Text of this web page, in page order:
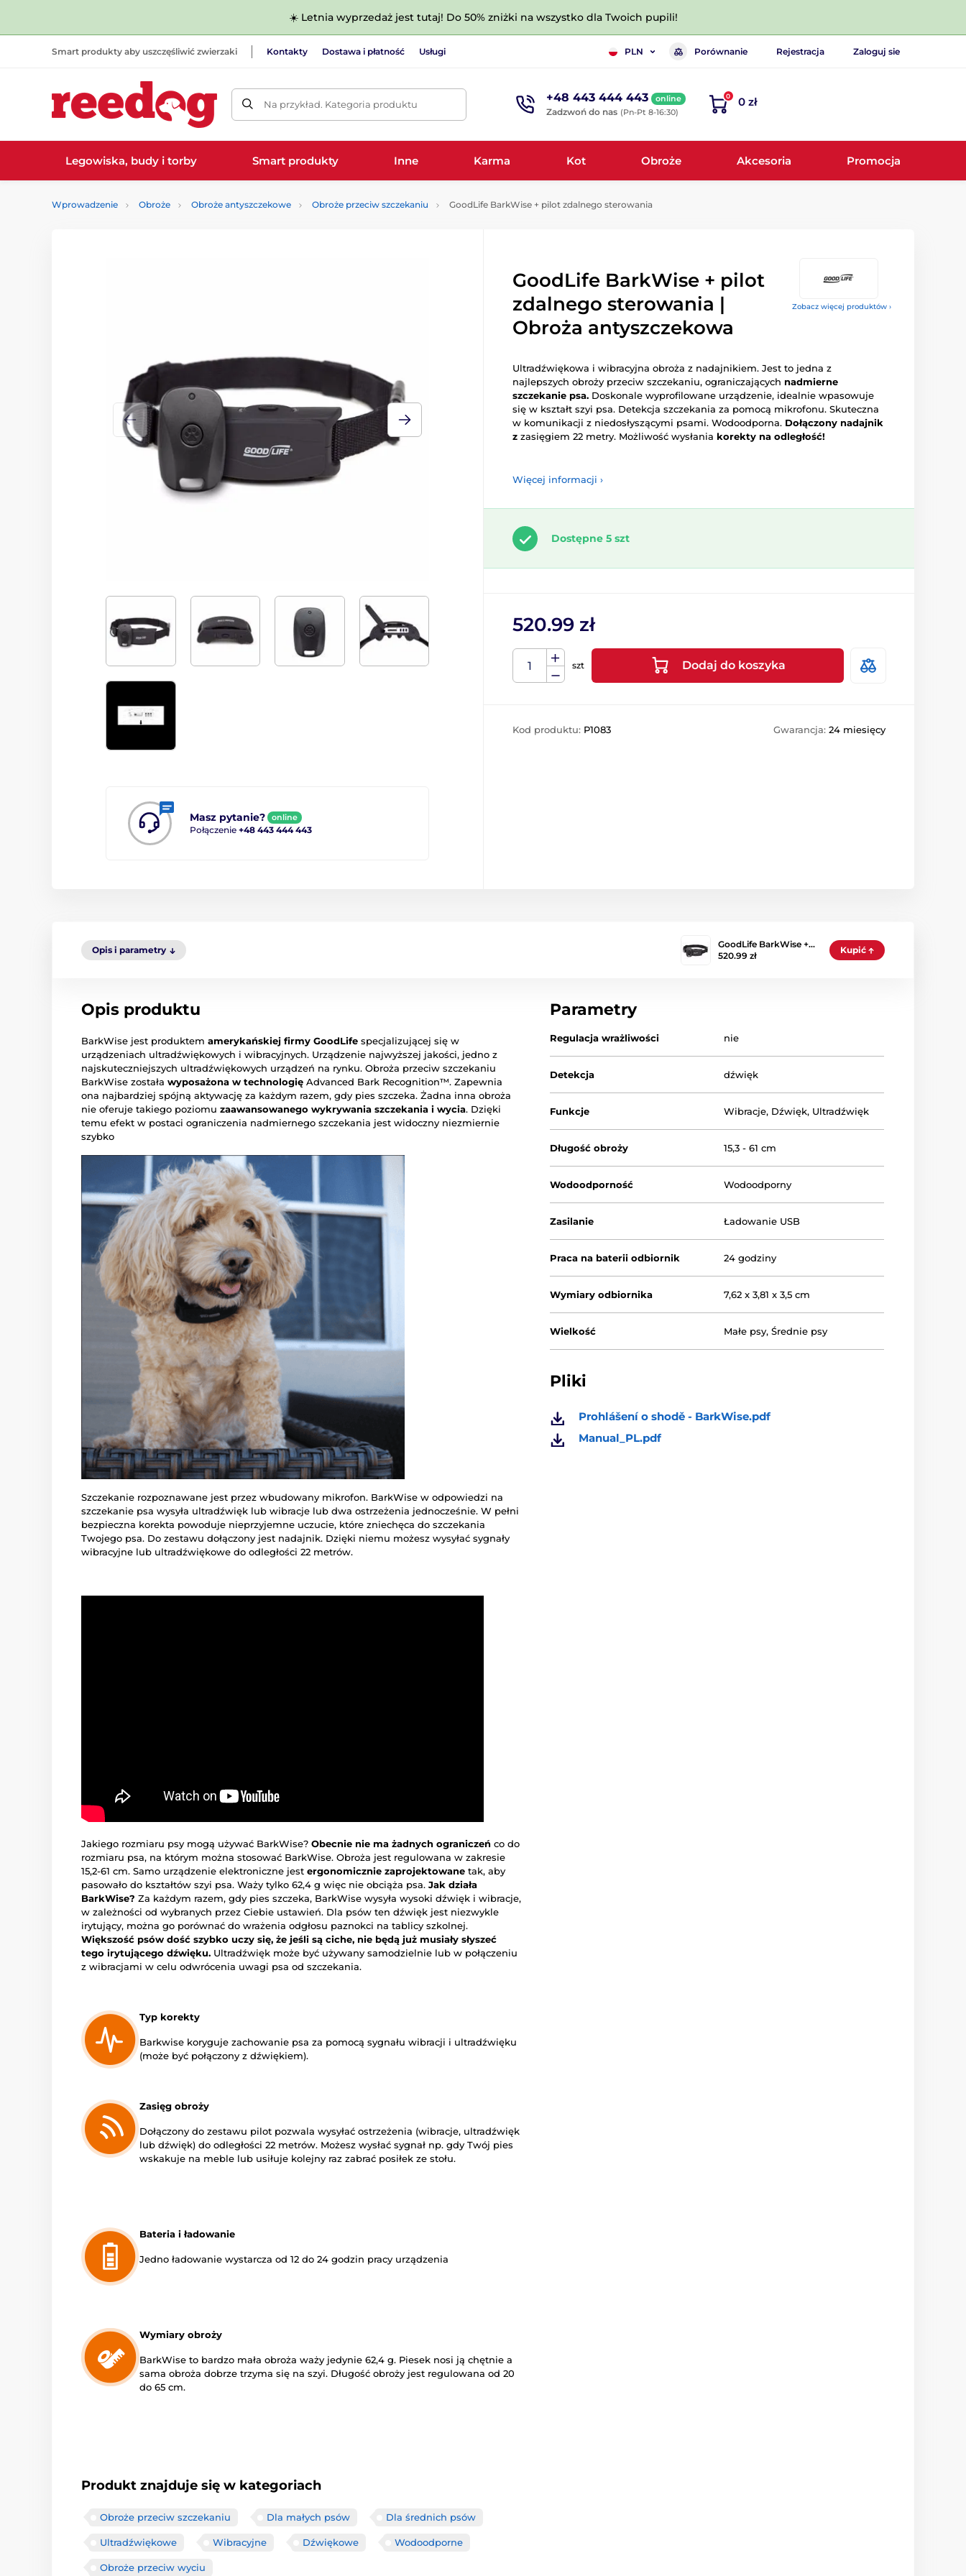
☀️ Letnia wyprzedaż jest tutaj! Do 50% zniżki na wszystko dla Twoich pupili!
Smart produkty aby uszczęśliwić zwierzaki Kontakty Dostawa i płatność Usługi PLN Porównanie Rejestracja Zaloguj sie
Na przykład. Kategoria produktu +48 443 444 443 online
Zadzwoń do nas (Pn-Pt 8-16:30)
0 0 zł
Legowiska, budy i torby Smart produkty Inne Karma Kot Obroże Akcesoria Promocja
Wprowadzenie Obroże Obroże antyszczekowe Obroże przeciw szczekaniu GoodLife BarkWise + pilot zdalnego sterowania
Zobacz więcej produktów ›
Masz pytanie? online
Połączenie +48 443 444 443
GoodLife BarkWise + pilot
zdalnego sterowania |
Obroża antyszczekowa
Ultradźwiękowa i wibracyjna obroża z nadajnikiem. Jest to jedna z
najlepszych obroży przeciw szczekaniu, ograniczających nadmierne
szczekanie psa. Doskonale wyprofilowane urządzenie, idealnie wpasowuje
się w kształt szyi psa. Detekcja szczekania za pomocą mikrofonu. Skuteczna
w komunikacji z niedosłyszącymi psami. Wodoodporna. Dołączony nadajnik
z zasięgiem 22 metry. Możliwość wysłania korekty na odległość!
Więcej informacji ›
Dostępne 5 szt
520.99 zł
szt Dodaj do koszyka
Kod produktu: P1083 Gwarancja: 24 miesięcy
Opis i parametry
GoodLife BarkWise +…
520.99 zł
Kupić
Opis produktu
BarkWise jest produktem amerykańskiej firmy GoodLife specjalizującej się w
urządzeniach ultradźwiękowych i wibracyjnych. Urządzenie najwyższej jakości, jedno z
najskuteczniejszych ultradźwiękowych urządzeń na rynku. Obroża przeciw szczekaniu
BarkWise została wyposażona w technologię Advanced Bark Recognition™. Zapewnia
ona najbardziej spójną aktywację za każdym razem, gdy pies szczeka. Żadna inna obroża
nie oferuje takiego poziomu zaawansowanego wykrywania szczekania i wycia. Dzięki
temu efekt w postaci ograniczenia nadmiernego szczekania jest widoczny niezmiernie
szybko
Szczekanie rozpoznawane jest przez wbudowany mikrofon. BarkWise w odpowiedzi na
szczekanie psa wysyła ultradźwięk lub wibracje lub dwa ostrzeżenia jednocześnie. W pełni
bezpieczna korekta powoduje nieprzyjemne uczucie, które zniechęca do szczekania
Twojego psa. Do zestawu dołączony jest nadajnik. Dzięki niemu możesz wysyłać sygnały
wibracyjne lub ultradźwiękowe do odległości 22 metrów.
Jakiego rozmiaru psy mogą używać BarkWise? Obecnie nie ma żadnych ograniczeń co do
rozmiaru psa, na którym można stosować BarkWise. Obroża jest regulowana w zakresie
15,2-61 cm. Samo urządzenie elektroniczne jest ergonomicznie zaprojektowane tak, aby
pasowało do kształtów szyi psa. Waży tylko 62,4 g więc nie obciąża psa. Jak działa
BarkWise? Za każdym razem, gdy pies szczeka, BarkWise wysyła wysoki dźwięk i wibracje,
w zależności od wybranych przez Ciebie ustawień. Dla psów ten dźwięk jest niezwykle
irytujący, można go porównać do wrażenia odgłosu paznokci na tablicy szkolnej.
Większość psów dość szybko uczy się, że jeśli są ciche, nie będą już musiały słyszeć
tego irytującego dźwięku. Ultradźwięk może być używany samodzielnie lub w połączeniu
z wibracjami w celu odwrócenia uwagi psa od szczekania.
Typ korekty
Barkwise koryguje zachowanie psa za pomocą sygnału wibracji i ultradźwięku
(może być połączony z dźwiękiem).
Zasięg obroży
Dołączony do zestawu pilot pozwala wysyłać ostrzeżenia (wibracje, ultradźwięk
lub dźwięk) do odległości 22 metrów. Możesz wysłać sygnał np. gdy Twój pies
wskakuje na meble lub usiłuje kolejny raz zabrać posiłek ze stołu.
Bateria i ładowanie
Jedno ładowanie wystarcza od 12 do 24 godzin pracy urządzenia
Wymiary obroży
BarkWise to bardzo mała obroża waży jedynie 62,4 g. Piesek nosi ją chętnie a
sama obroża dobrze trzyma się na szyi. Długość obroży jest regulowana od 20
do 65 cm.
Produkt znajduje się w kategoriach
Obroże przeciw szczekaniu Dla małych psów Dla średnich psów
Ultradźwiękowe Wibracyjne Dźwiękowe Wodoodporne
Obroże przeciw wyciu
Parametry
Regulacja wrażliwości nie
Detekcja dźwięk
Funkcje Wibracje, Dźwięk, Ultradźwięk
Długość obroży 15,3 - 61 cm
Wodoodporność Wodoodporny
Zasilanie Ładowanie USB
Praca na baterii odbiornik 24 godziny
Wymiary odbiornika 7,62 x 3,81 x 3,5 cm
Wielkość Małe psy,Średnie psy
Pliki
Prohlášení o shodě - BarkWise.pdf
Manual_PL.pdf